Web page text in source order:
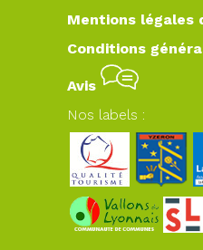
Mentions légales
Conditions
Avis
Nos labels :